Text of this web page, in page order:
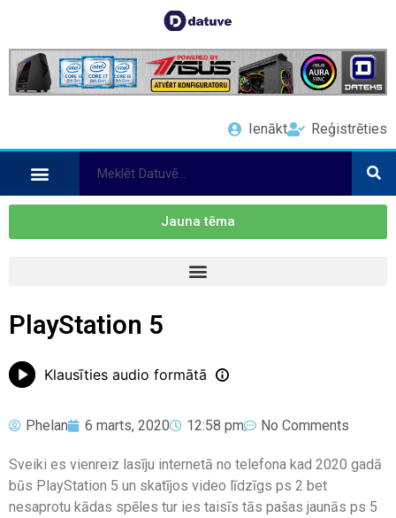
Ienākt Reģistrēties
Jauna tēma
PlayStation 5
Klausīties audio formātā
Phelan 6 marts, 2020 12:58 pm No Comments
Sveiki es vienreiz lasīju internetā no telefona kad 2020 gadā
būs PlayStation 5 un skatījos video līdzīgs ps 2 bet
nesaprotu kādas spēles tur ies taisīs tās pašas jaunās ps 5